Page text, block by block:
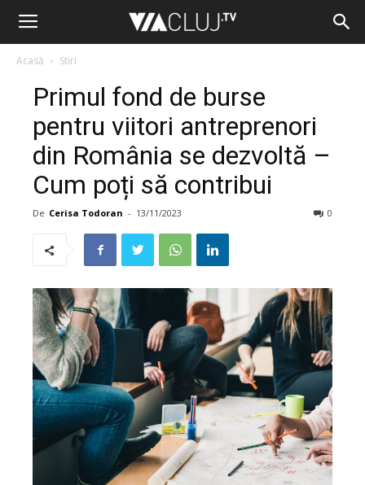
Acasă Stiri
Primul fond de burse
pentru viitori antreprenori
din România se dezvoltă –
Cum poți să contribui
De Cerisa Todoran - 13/11/2023 0